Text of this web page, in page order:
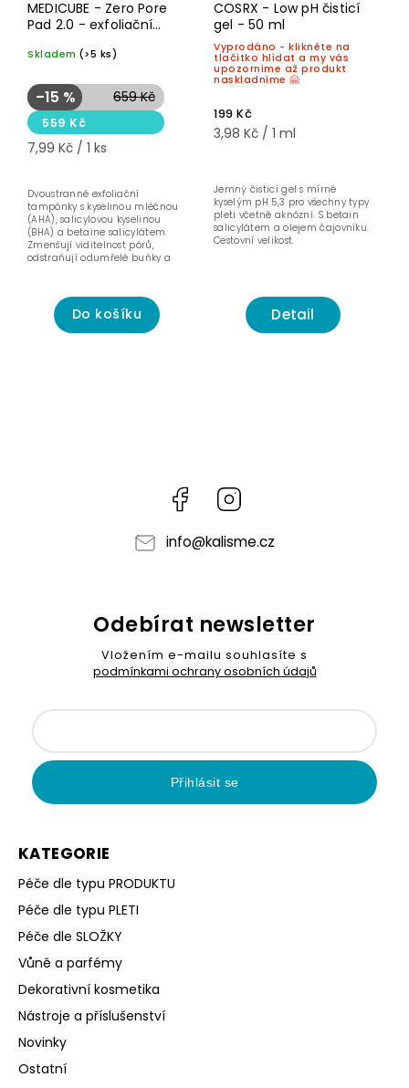
MEDICUBE - Zero Pore
Pad 2.0 - exfoliační
Skladem (>5 ks)
659 Kč
–15 %
559 Kč
7,99 Kč / 1 ks
Do košíku
Dvoustranné exfoliační
tampónky s kyselinou mléčnou
(AHA), salicylovou kyselinou
(BHA) a betaine salicylátem.
Zmenšují viditelnost pórů,
odstraňují odumřelé buňky a
COSRX - Low pH čisticí
gel - 50 ml
Vyprodáno - klikněte na
tlačítko hlídat a my vás
upozorníme až produkt
naskladníme 🤗
199 Kč
3,98 Kč / 1 ml
Detail
Jemný čisticí gel s mírně
kyselým pH 5,3 pro všechny typy
pleti včetně aknózní. S betain
salicylátem a olejem čajovníku.
Cestovní velikost.
Facebook
info@kalisme.cz
KATEGORIE
Péče dle typu PRODUKTU
Péče dle typu PLETI
Péče dle SLOŽKY
Vůně a parfémy
Dekorativní kosmetika
Nástroje a příslušenství
Novinky
Ostatní
Odebírat newsletter
Vložením e-mailu souhlasíte s
podmínkami ochrany osobních údajů
Přihlásit se